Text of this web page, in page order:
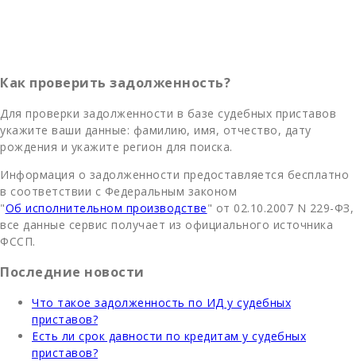
Как проверить задолженность?
Для проверки задолженности в базе судебных приставов
укажите ваши данные: фамилию, имя, отчество, дату
рождения и укажите регион для поиска.
Информация о задолженности предоставляется бесплатно
в соответствии с Федеральным законом
"Об исполнительном производстве" от 02.10.2007 N 229-ФЗ,
все данные сервис получает из официального источника
ФССП.
Последние новости
Что такое задолженность по ИД у судебных
приставов?
Есть ли срок давности по кредитам у судебных
приставов?